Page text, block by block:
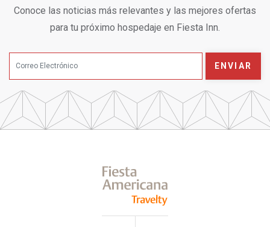
Conoce las noticias más relevantes y las mejores ofertas
para tu próximo hospedaje en Fiesta Inn.
ENVIAR